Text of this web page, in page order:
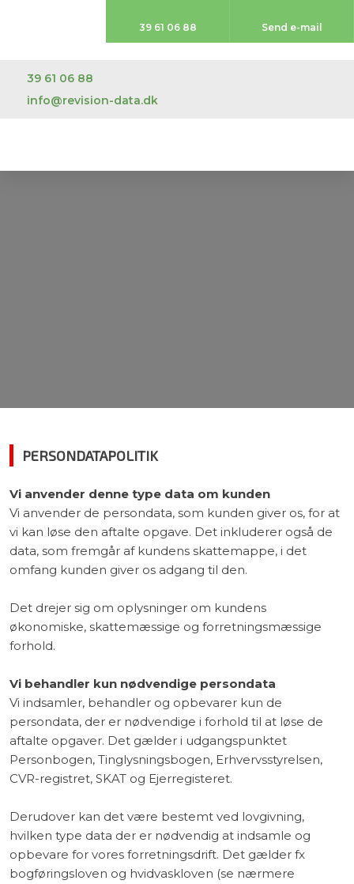
39 61 06 88
info@revision-data.dk
39 61 06 88​ Send e-mail
PERSONDATAPOLITIK​
Vi anvender denne type data om kunden
Vi anvender de persondata, som kunden giver os, for at
vi kan løse den aftalte opgave. Det inkluderer også de
data, som fremgår af kundens skattemappe, i det
omfang kunden giver os adgang til den.
Det drejer sig om oplysninger om kundens
økonomiske, skattemæssige og forretningsmæssige
forhold.
Vi behandler kun nødvendige persondata
Vi indsamler, behandler og opbevarer kun de
persondata, der er nødvendige i forhold til at løse de
aftalte opgaver. Det gælder i udgangspunktet
Personbogen, Tinglysningsbogen, Erhvervsstyrelsen,
CVR-registret, SKAT og Ejerregisteret.
Derudover kan det være bestemt ved lovgivning,
hvilken type data der er nødvendig at indsamle og
opbevare for vores forretningsdrift. Det gælder fx
bogføringsloven og hvidvaskloven (se nærmere